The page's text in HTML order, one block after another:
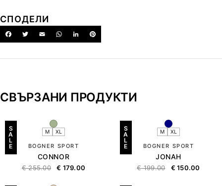
СПОДЕЛИ
СВЪРЗАНИ ПРОДУКТИ
S
A
L
E
M XL
BOGNER SPORT
CONNOR
€255.00 € 179.00
S
A
L
E
M XL
BOGNER SPORT
JONAH
€199.00 € 150.00